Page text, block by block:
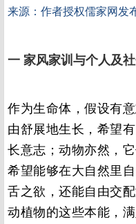
来源：作者授权儒家网发
一 家风家训与个人及
作为生命体，假设有
由舒展地生长，希望
长意志；动物亦然，
希望能够在大自然里
舌之欲，还能自由交
动植物的这些本能，